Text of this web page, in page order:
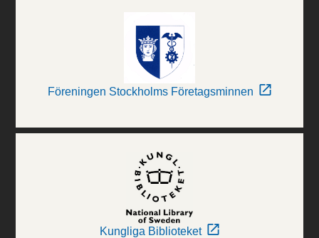
Föreningen Stockholms Företagsminnen
Kungliga Biblioteket